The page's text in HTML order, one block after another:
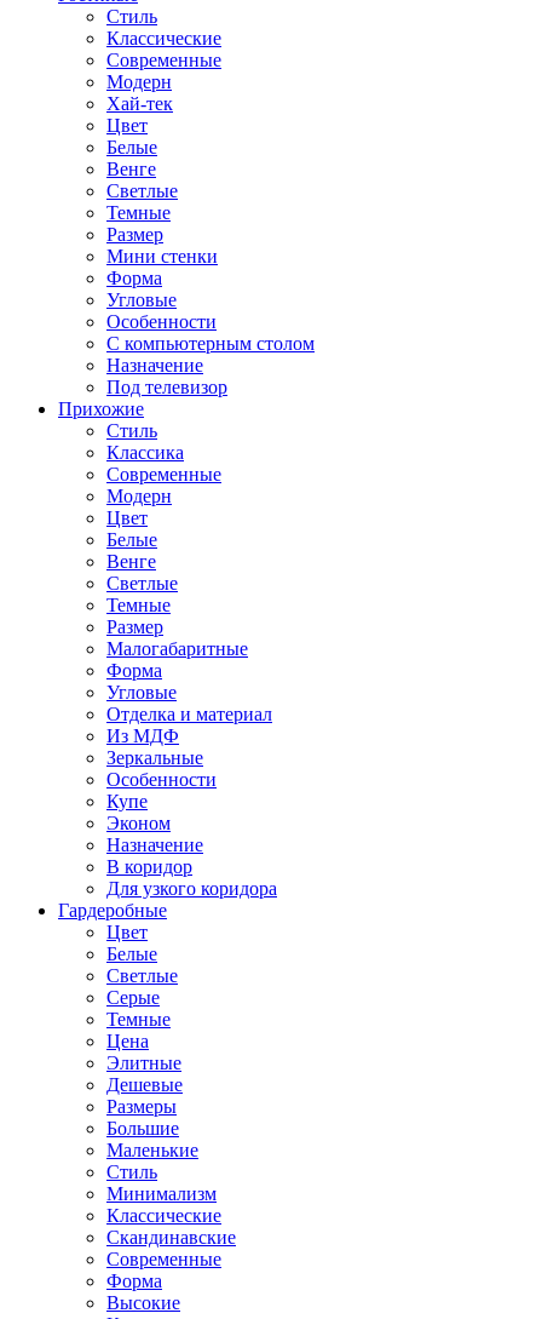
Стиль
Классические
Современные
Модерн
Хай-тек
Цвет
Белые
Венге
Светлые
Темные
Размер
Мини стенки
Форма
Угловые
Особенности
С компьютерным столом
Назначение
Под телевизор
Прихожие
Стиль
Классика
Современные
Модерн
Цвет
Белые
Венге
Светлые
Темные
Размер
Малогабаритные
Форма
Угловые
Отделка и материал
Из МДФ
Зеркальные
Особенности
Купе
Эконом
Назначение
В коридор
Для узкого коридора
Гардеробные
Цвет
Белые
Светлые
Серые
Темные
Цена
Элитные
Дешевые
Размеры
Большие
Маленькие
Стиль
Минимализм
Классические
Скандинавские
Современные
Форма
Высокие